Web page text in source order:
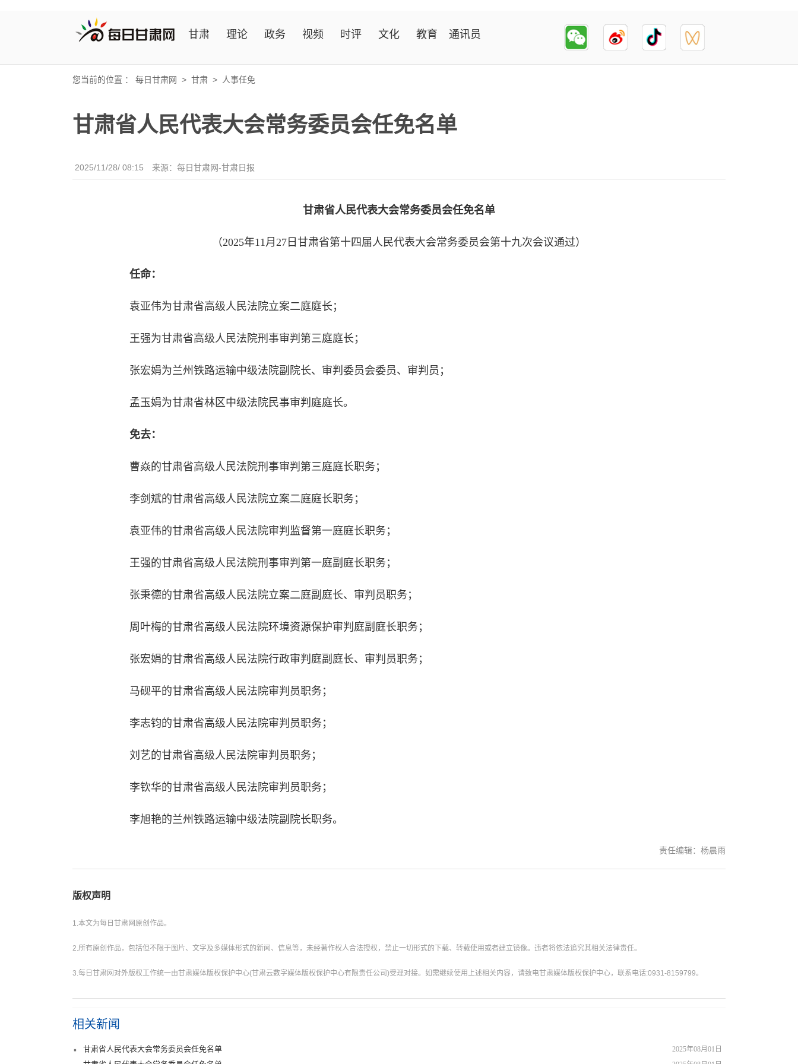
甘肃 理论 政务 视频 时评 文化 教育 通讯员
您当前的位置 ： 每日甘肃网 > 甘肃 > 人事任免
甘肃省人民代表大会常务委员会任免名单
2025/11/28/ 08:15 来源：每日甘肃网-甘肃日报
甘肃省人民代表大会常务委员会任免名单
（2025年11月27日甘肃省第十四届人民代表大会常务委员会第十九次会议通过）
任命：
袁亚伟为甘肃省高级人民法院立案二庭庭长；
王强为甘肃省高级人民法院刑事审判第三庭庭长；
张宏娟为兰州铁路运输中级法院副院长、审判委员会委员、审判员；
孟玉娟为甘肃省林区中级法院民事审判庭庭长。
免去：
曹焱的甘肃省高级人民法院刑事审判第三庭庭长职务；
李剑斌的甘肃省高级人民法院立案二庭庭长职务；
袁亚伟的甘肃省高级人民法院审判监督第一庭庭长职务；
王强的甘肃省高级人民法院刑事审判第一庭副庭长职务；
张秉德的甘肃省高级人民法院立案二庭副庭长、审判员职务；
周叶梅的甘肃省高级人民法院环境资源保护审判庭副庭长职务；
张宏娟的甘肃省高级人民法院行政审判庭副庭长、审判员职务；
马砚平的甘肃省高级人民法院审判员职务；
李志钧的甘肃省高级人民法院审判员职务；
刘艺的甘肃省高级人民法院审判员职务；
李钦华的甘肃省高级人民法院审判员职务；
李旭艳的兰州铁路运输中级法院副院长职务。
责任编辑：杨晨雨
版权声明
1.本文为每日甘肃网原创作品。
2.所有原创作品，包括但不限于图片、文字及多媒体形式的新闻、信息等，未经著作权人合法授权，禁止一切形式的下载、转载使用或者建立镜像。违者将依法追究其相关法律责任。
3.每日甘肃网对外版权工作统一由甘肃媒体版权保护中心(甘肃云数字媒体版权保护中心有限责任公司)受理对接。如需继续使用上述相关内容，请致电甘肃媒体版权保护中心，联系电话:0931-8159799。
相关新闻
2025年08月01日
甘肃省人民代表大会常务委员会任免名单